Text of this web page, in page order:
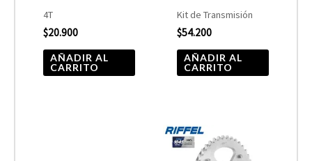
4T
$20.900
AÑADIR AL
CARRITO
Kit de Transmisión
$54.200
AÑADIR AL
CARRITO